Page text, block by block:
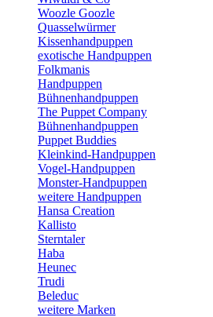
Woozle Goozle
Quasselwürmer
Kissenhandpuppen
exotische Handpuppen
Folkmanis
Handpuppen
Bühnenhandpuppen
The Puppet Company
Bühnenhandpuppen
Puppet Buddies
Kleinkind-Handpuppen
Vogel-Handpuppen
Monster-Handpuppen
weitere Handpuppen
Hansa Creation
Kallisto
Sterntaler
Haba
Heunec
Trudi
Beleduc
weitere Marken